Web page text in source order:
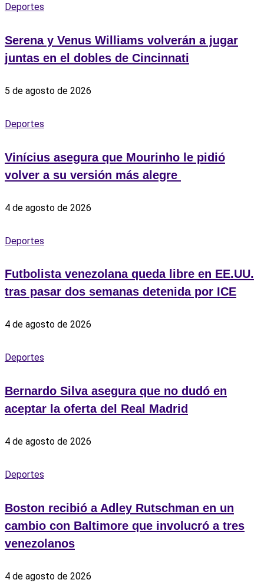
Deportes
Serena y Venus Williams volverán a jugar
juntas en el dobles de Cincinnati
5 de agosto de 2026
Deportes
Vinícius asegura que Mourinho le pidió
volver a su versión más alegre ‎
4 de agosto de 2026
Deportes
Futbolista venezolana queda libre en EE.UU.
tras pasar dos semanas detenida por ICE
4 de agosto de 2026
Deportes
Bernardo Silva asegura que no dudó en
aceptar la oferta del Real Madrid
4 de agosto de 2026
Deportes
Boston recibió a Adley Rutschman en un
cambio con Baltimore que involucró a tres
venezolanos
4 de agosto de 2026